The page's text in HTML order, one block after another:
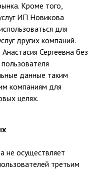
Кроме того,
ИП Новикова
для
других компаний.
Сергеевна без
данные таким
компаниям для
целях.
не осуществляет
третьим